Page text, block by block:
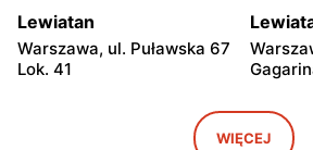
Lewiatan
Warszawa, ul. Puławska 67
Lok. 41
Warszawa, ul. Egipska 4 WIĘCEJ